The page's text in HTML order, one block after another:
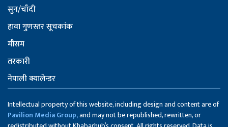
सुन/चाँदी
हावा गुणस्तर सूचकांक
मौसम
तरकारी
नेपाली क्यालेन्डर
Intellectual property of this website, including design and content are of
Pavilion Media Group,and may not be republished, rewritten, or